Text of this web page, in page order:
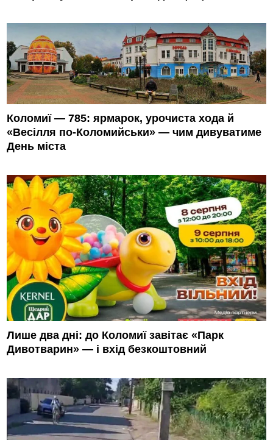
Коломиї — 785: ярмарок, урочиста хода й
«Весілля по-Коломийськи» — чим дивуватиме
День міста
Лише два дні: до Коломиї завітає «Парк
Дивотварин» — і вхід безкоштовний